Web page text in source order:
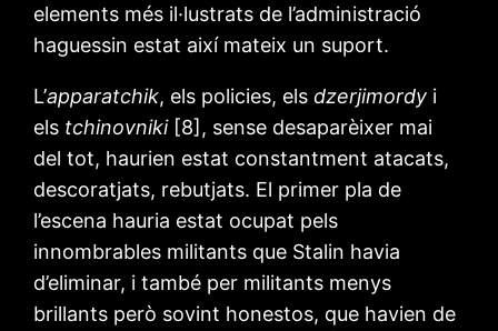
elements més il·lustrats de l’administració
haguessin estat així mateix un suport.
L’apparatchik, els policies, elsdzerjimordy i
els tchinovniki [8], sense desaparèixer mai
del tot, haurien estat constantment atacats,
descoratjats, rebutjats. El primer pla de
l’escena hauria estat ocupat pels
innombrables militants que Stalin havia
d’eliminar, i també per militants menys
brillants però sovint honestos, que havien de